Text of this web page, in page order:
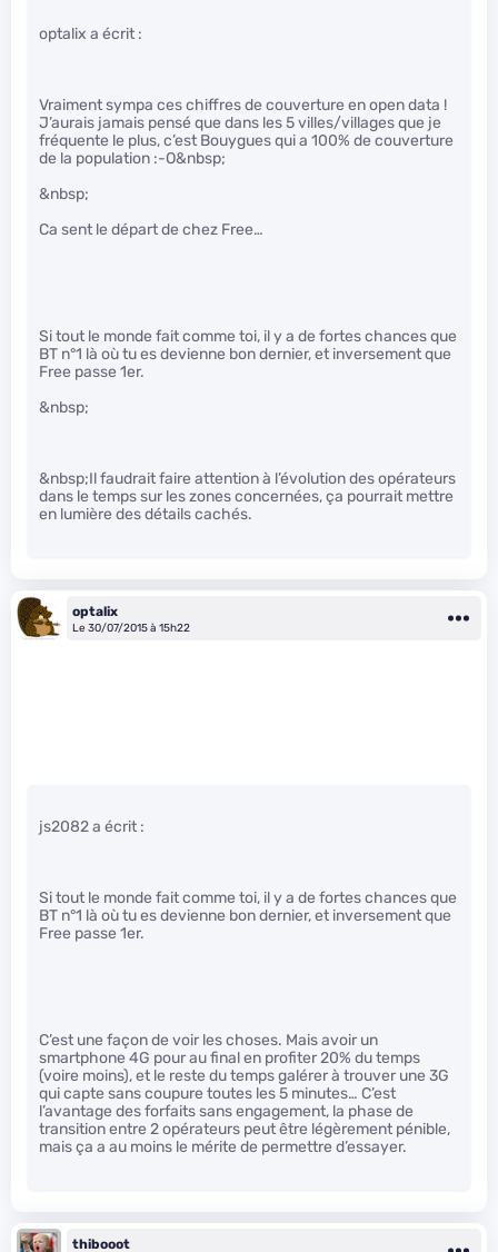
optalix a écrit :
Vraiment sympa ces chiffres de couverture en open data !
J’aurais jamais pensé que dans les 5 villes/villages que je
fréquente le plus, c’est Bouygues qui a 100% de couverture
de la population :-O&nbsp;
&nbsp;
Ca sent le départ de chez Free…
Si tout le monde fait comme toi, il y a de fortes chances que
BT n°1 là où tu es devienne bon dernier, et inversement que
Free passe 1er.
&nbsp;
&nbsp;Il faudrait faire attention à l’évolution des opérateurs
dans le temps sur les zones concernées, ça pourrait mettre
en lumière des détails cachés.
optalix
Le 30/07/2015 à 15h22
js2082 a écrit :
Si tout le monde fait comme toi, il y a de fortes chances que
BT n°1 là où tu es devienne bon dernier, et inversement que
Free passe 1er.
C’est une façon de voir les choses. Mais avoir un
smartphone 4G pour au final en profiter 20% du temps
(voire moins), et le reste du temps galérer à trouver une 3G
qui capte sans coupure toutes les 5 minutes… C’est
l’avantage des forfaits sans engagement, la phase de
transition entre 2 opérateurs peut être légèrement pénible,
mais ça a au moins le mérite de permettre d’essayer.
thibooot